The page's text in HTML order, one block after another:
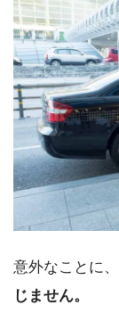
意外なことに、
じません。